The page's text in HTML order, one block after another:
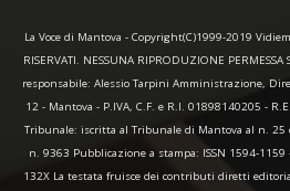
La Voce di Mantova - Copyright(C)1999-2019
RISERVATI. NESSUNA RIPRODUZIONE
responsabile: Alessio Tarpini Amministrazione,
12 - Mantova - P.IVA, C.F. e R.I. 01898140205 -
Tribunale: iscritta al Tribunale di Mantova al n. 25
n. 9363 Pubblicazione a stampa: ISSN 1594-
132X La testata fruisce dei contributi diretti